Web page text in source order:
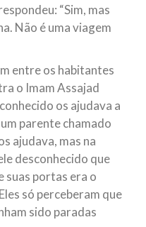
“Sim, mas
Não é uma viagem
entre os habitantes
o Imam Assajad
os ajudava a
parente chamado
ajudava, mas na
desconhecido que
suas portas era o
só perceberam que
sido paradas